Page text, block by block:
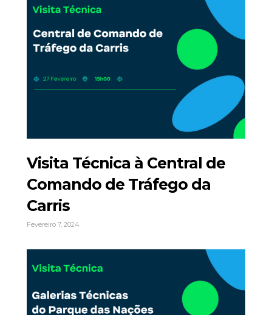
Visita Técnica à Central de
Comando de Tráfego da
Carris
Fevereiro 7, 2024